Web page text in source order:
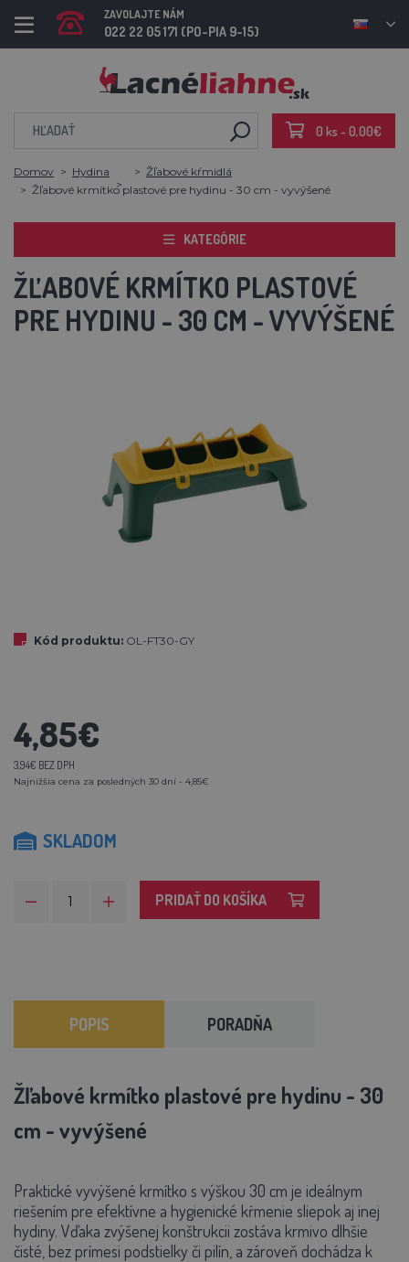
ZAVOLAJTE NÁM
022 22 05 171 (PO-PIA 9-15)
0 ks - 0,00€
Domov Hydina
Žľabové kŕmidlá
Žľabové krmítko plastové pre hydinu - 30 cm - vyvýšené
KATEGÓRIE
ŽĽABOVÉ KRMÍTKO PLASTOVÉ
PRE HYDINU - 30 CM - VYVÝŠENÉ
Kód produktu: OL-FT30-GY
4,85€
3,94€ BEZ DPH
Najnižšia cena za posledných 30 dní - 4,85€
SKLADOM
PRIDAŤ DO KOŠÍKA
POPIS PORADŇA
Žľabové krmítko plastové pre hydinu - 30
cm - vyvýšené
Praktické vyvýšené krmítko s výškou 30 cm je ideálnym
riešením pre efektívne a hygienické kŕmenie sliepok aj inej
hydiny. Vďaka zvýšenej konštrukcii zostáva krmivo dlhšie
čisté, bez prímesi podstielky či pilín, a zároveň dochádza k